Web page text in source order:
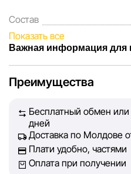
Состав
Показать все
Важная информация для
наших покупателей.
на сайте, была
актуальной. Наша цель —
информацией, чтобы вы
решение о покупке.
Преимущества
Бесплатный обмен или
дней
Доставка по Молдове
Плати удобно, частями
Оплата при получении